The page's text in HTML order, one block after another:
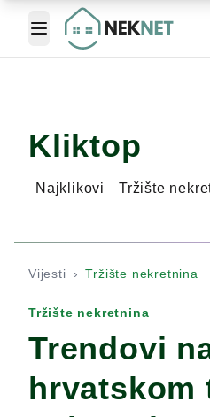
Toggle Menu
Kliktop
Najklikovi Tržište
Vijesti › Tržište nekretnina
Tržište nekretnina
Trendovi
hrvatskom